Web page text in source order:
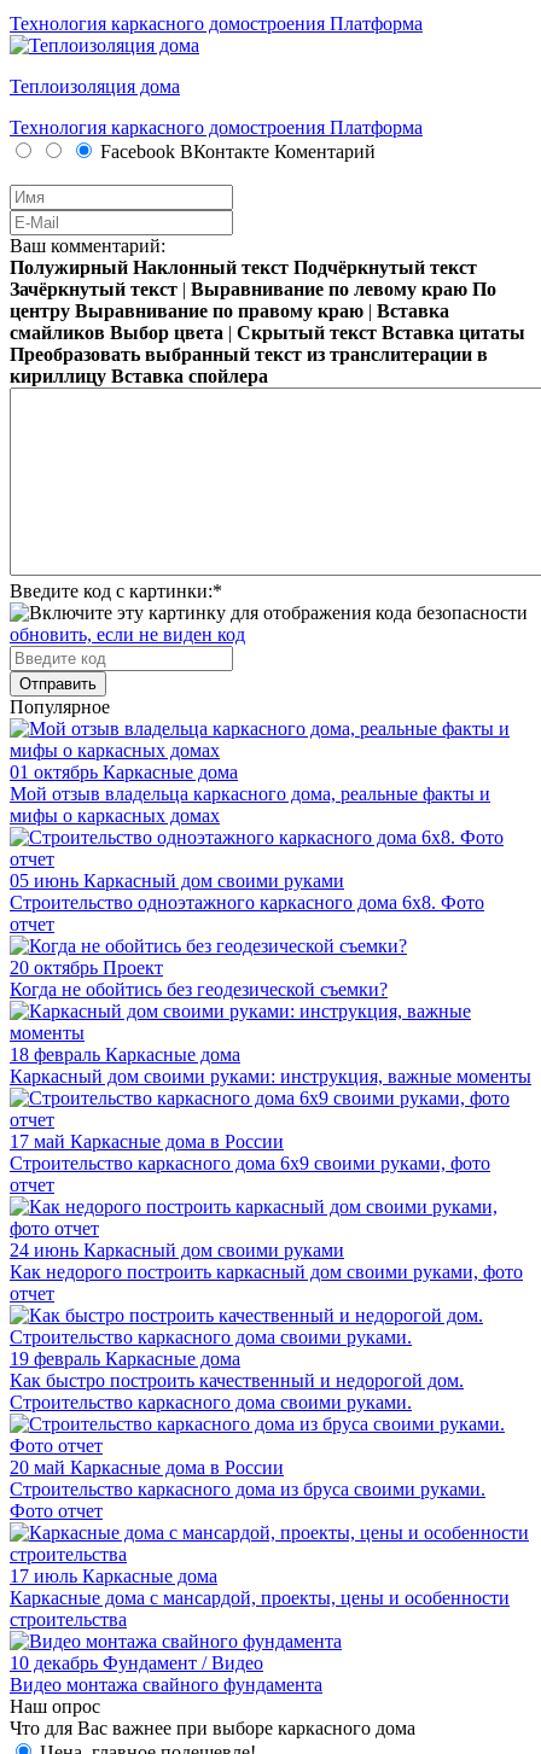
Технология каркасного домостроения Платформа
Теплоизоляция дома
Технология каркасного домостроения Платформа
Facebook ВКонтакте Коментарий
Ваш комментарий:
Полужирный Наклонный текст Подчёркнутый текст
Зачёркнутый текст | Выравнивание по левому краю По
центру Выравнивание по правому краю | Вставка
смайликов Выбор цвета | Скрытый текст Вставка цитаты
Преобразовать выбранный текст из транслитерации в
кириллицу Вставка спойлера
Введите код с картинки:*
обновить, если не виден код
Отправить
Популярное
01 октябрь Каркасные дома
Мой отзыв владельца каркасного дома, реальные факты и
мифы о каркасных домах
05 июнь Каркасный дом своими руками
Строительство одноэтажного каркасного дома 6х8. Фото
отчет
20 октябрь Проект
Когда не обойтись без геодезической съемки?
18 февраль Каркасные дома
Каркасный дом своими руками: инструкция, важные моменты
17 май Каркасные дома в России
Строительство каркасного дома 6х9 своими руками, фото
отчет
24 июнь Каркасный дом своими руками
Как недорого построить каркасный дом своими руками, фото
отчет
19 февраль Каркасные дома
Как быстро построить качественный и недорогой дом.
Строительство каркасного дома своими руками.
20 май Каркасные дома в России
Строительство каркасного дома из бруса своими руками.
Фото отчет
17 июль Каркасные дома
Каркасные дома с мансардой, проекты, цены и особенности
строительства
10 декабрь Фундамент / Видео
Видео монтажа свайного фундамента
Наш опрос
Что для Вас важнее при выборе каркасного дома